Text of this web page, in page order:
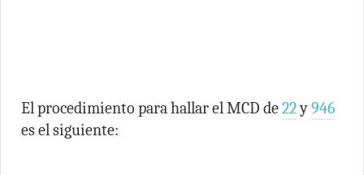
El procedimiento para hallar el MCD de22y946
es el siguiente: